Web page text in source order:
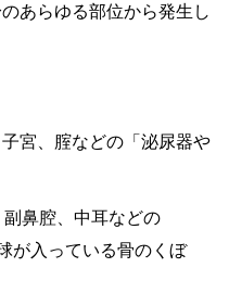
あらゆる部位から発生し
子宮、腟などの「泌尿器や
副鼻腔、中耳などの
球が入っている骨のくぼ